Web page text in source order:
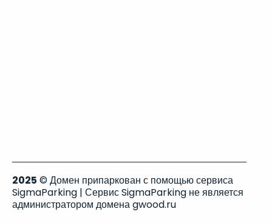
2025 © Домен припаркован с помощью сервиса
SigmaParking | Сервис SigmaParking не является
администратором домена gwood.ru